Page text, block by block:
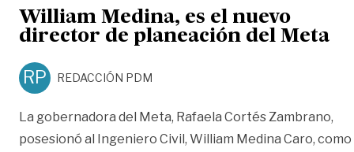
William Medina, es el nuevo
director de planeación del Meta
RP REDACCIÓN PDM
La gobernadora del Meta, Rafaela Cortés Zambrano,
posesionó al Ingeniero Civil, William Medina Caro, como